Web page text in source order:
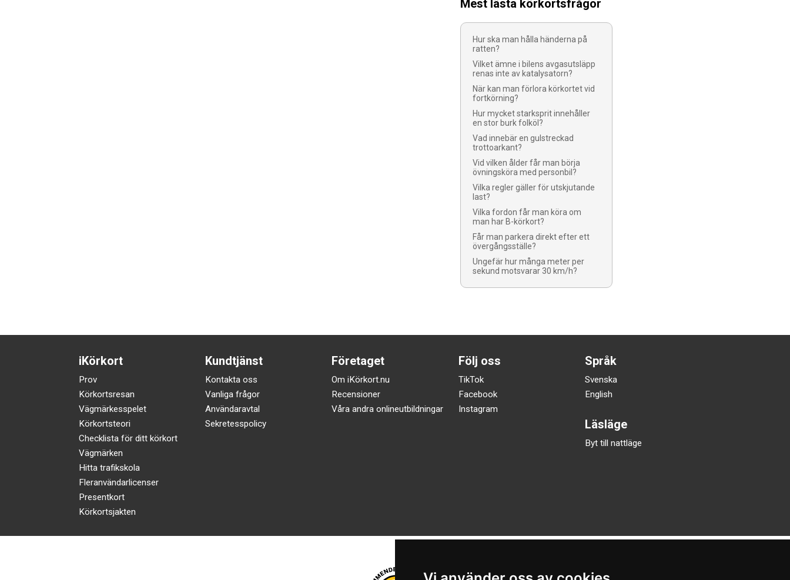
Mest lästa körkortsfrågor
Hur ska man hålla händerna på
ratten?
Vilket ämne i bilens avgasutsläpp
renas inte av katalysatorn?
När kan man förlora körkortet vid
fortkörning?
Hur mycket starksprit innehåller
en stor burk folköl?
Vad innebär en gulstreckad
trottoarkant?
Vid vilken ålder får man börja
övningsköra med personbil?
Vilka regler gäller för utskjutande
last?
Vilka fordon får man köra om
man har B-körkort?
Får man parkera direkt efter ett
övergångsställe?
Ungefär hur många meter per
sekund motsvarar 30 km/h?
iKörkort
Prov
Körkortsresan
Vägmärkesspelet
Körkortsteori
Checklista för ditt körkort
Vägmärken
Hitta trafikskola
Fleranvändarlicenser
Presentkort
Körkortsjakten
Kundtjänst
Kontakta oss
Vanliga frågor
Användaravtal
Sekretesspolicy
Företaget
Om iKörkort.nu
Recensioner
Våra andra onlineutbildningar
Följ oss
TikTok
Facebook
Instagram
Språk
Svenska
English
Läsläge
Byt till nattläge